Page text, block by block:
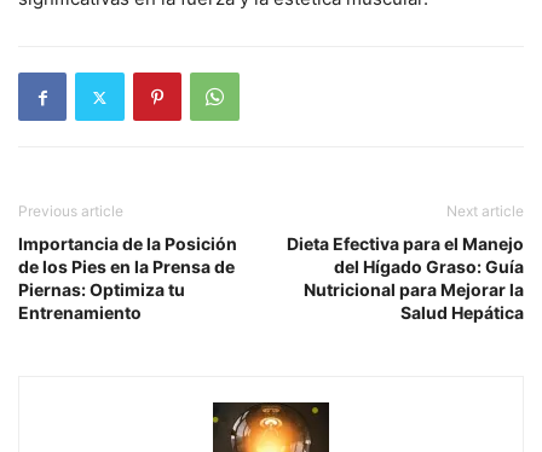
Previous article
Importancia de la Posición
de los Pies en la Prensa de
Piernas: Optimiza tu
Entrenamiento
Next article
Dieta Efectiva para el Manejo
del Hígado Graso: Guía
Nutricional para Mejorar la
Salud Hepática